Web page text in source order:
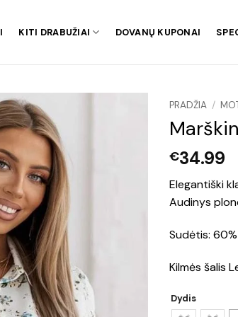
KITI DRABUŽIAI DOVANŲ KUPONAI
PRADŽIA /
€34.99
Elegantiški
Audinys
Sudėtis:
Kilmės šalis
Dydis